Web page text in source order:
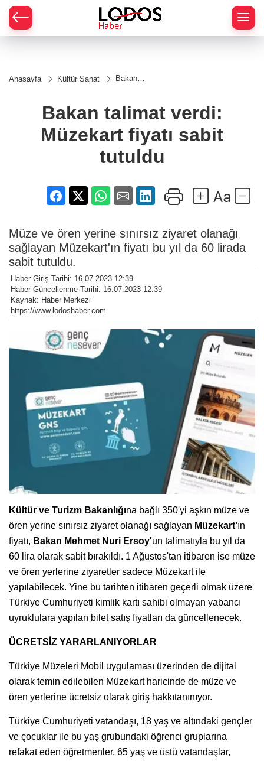
Anasayfa Kültür Sanat
Bakan
Müzekart
fiyatı
tutuldu
Bakan talimat verdi:
Müzekart fiyatı sabit
tutuldu
Müze ve ören yerine sınırsız ziyaret olanağı
sağlayan Müzekart'ın fiyatı bu yıl da 60 lirada
sabit tutuldu.
Haber Giriş Tarihi: 16.07.2023 12:39
Haber Güncellenme Tarihi: 16.07.2023 12:39
Kaynak: Haber Merkezi
https://www.lodoshaber.com
Kültür ve Turizm Bakanlığına bağlı 350'yi aşkın müze ve
ören yerine sınırsız ziyaret olanağı sağlayan Müzekart'ın
fiyatı, Bakan Mehmet Nuri Ersoy'un talimatıyla bu yıl da
60 lira olarak sabit bırakıldı. 1 Ağustos'tan itibaren ise müze
ve ören yerlerine ziyaretler sadece Müzekart ile
yapılabilecek. Yine bu tarihten itibaren geçerli olmak üzere
Türkiye Cumhuriyeti kimlik kartı sahibi olmayan yabancı
uyruklulara yapılan bilet satış fiyatları da güncellenecek.
ÜCRETSİZ YARARLANIYORLAR
Türkiye Müzeleri Mobil uygulaması üzerinden de dijital
olarak temin edilebilen Müzekart haricinde de müze ve
ören yerlerine ücretsiz olarak giriş hakkıtanınıyor.
Türkiye Cumhuriyeti vatandaşı, 18 yaş ve altındaki gençler
ve çocuklar ile bu yaş grubundaki öğrenci gruplarına
refakat eden öğretmenler, 65 yaş ve üstü vatandaşlar,